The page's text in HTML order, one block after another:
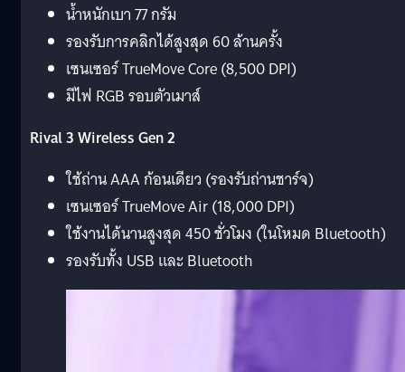
น้ำหนักเบา 77 กรัม
รองรับการคลิกได้สูงสุด 60 ล้านครั้ง
เซนเซอร์ TrueMove Core (8,500 DPI)
มีไฟ RGB รอบตัวเมาส์
Rival 3 Wireless Gen 2
ใช้ถ่าน AAA ก้อนเดียว (รองรับถ่านชาร์จ)
เซนเซอร์ TrueMove Air (18,000 DPI)
ใช้งานได้นานสูงสุด 450 ชั่วโมง (ในโหมด Bluetooth)
รองรับทั้ง USB และ Bluetooth